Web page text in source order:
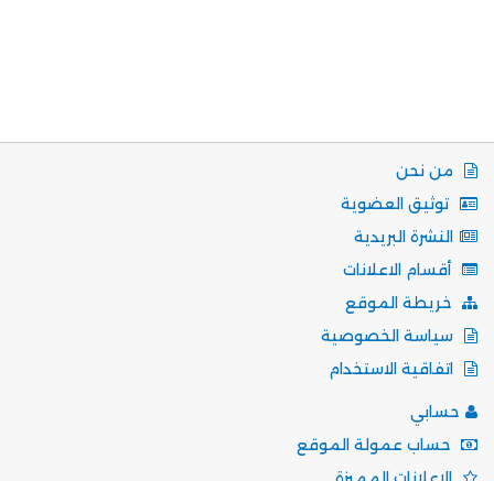
من نحن
توثيق العضوية
النشرة البريدية
أقسام الاعلانات
خريطة الموقع
سياسة الخصوصية
اتفاقية الاستخدام
حسابي
حساب عمولة الموقع